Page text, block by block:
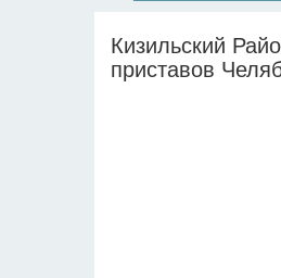
Кизильский
приставов